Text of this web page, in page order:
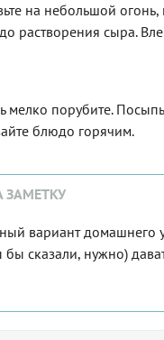
на небольшой
растворения сыра.
мелко порубите.
блюдо горячим.
ЗАМЕТКУ
вариант домашнего
сказали, нужно)